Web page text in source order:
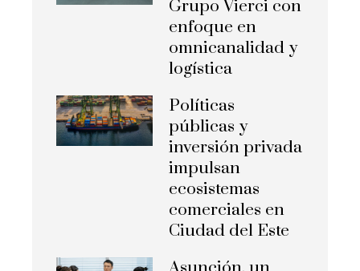
Grupo Vierci con
enfoque en
omnicanalidad y
logística
Políticas
públicas y
inversión privada
impulsan
ecosistemas
comerciales en
Ciudad del Este